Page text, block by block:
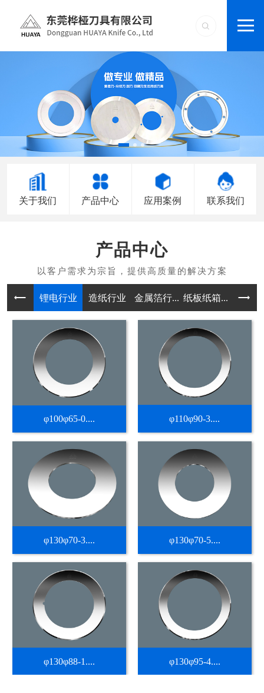
关于我们 产品中心 应用案例 联系我们
产品中心
锂电行业 造纸行业 金属箔行... 纸板纸箱... 不干
φ100φ65-0.... φ110φ90-3....
φ130φ70-3.... φ130φ70-5....
φ130φ88-1.... φ130φ95-4....